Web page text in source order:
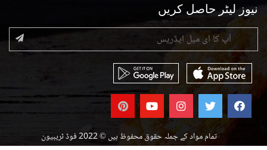
نیوز لیٹر حاصل کریں
تمام مواد کے جملہ حقوق محفوظ ہیں © 2022 فوڈ ٹریبیون